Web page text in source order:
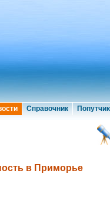
Справочник Попутчик
в Приморье